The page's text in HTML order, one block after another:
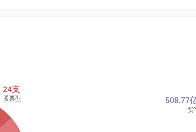
合基金经理。2018年12月至2022年8月兼任海富通沪港深混合基金经
一年定开基金经理。2022年8月起兼任海富通添鑫收益债券基金经理。